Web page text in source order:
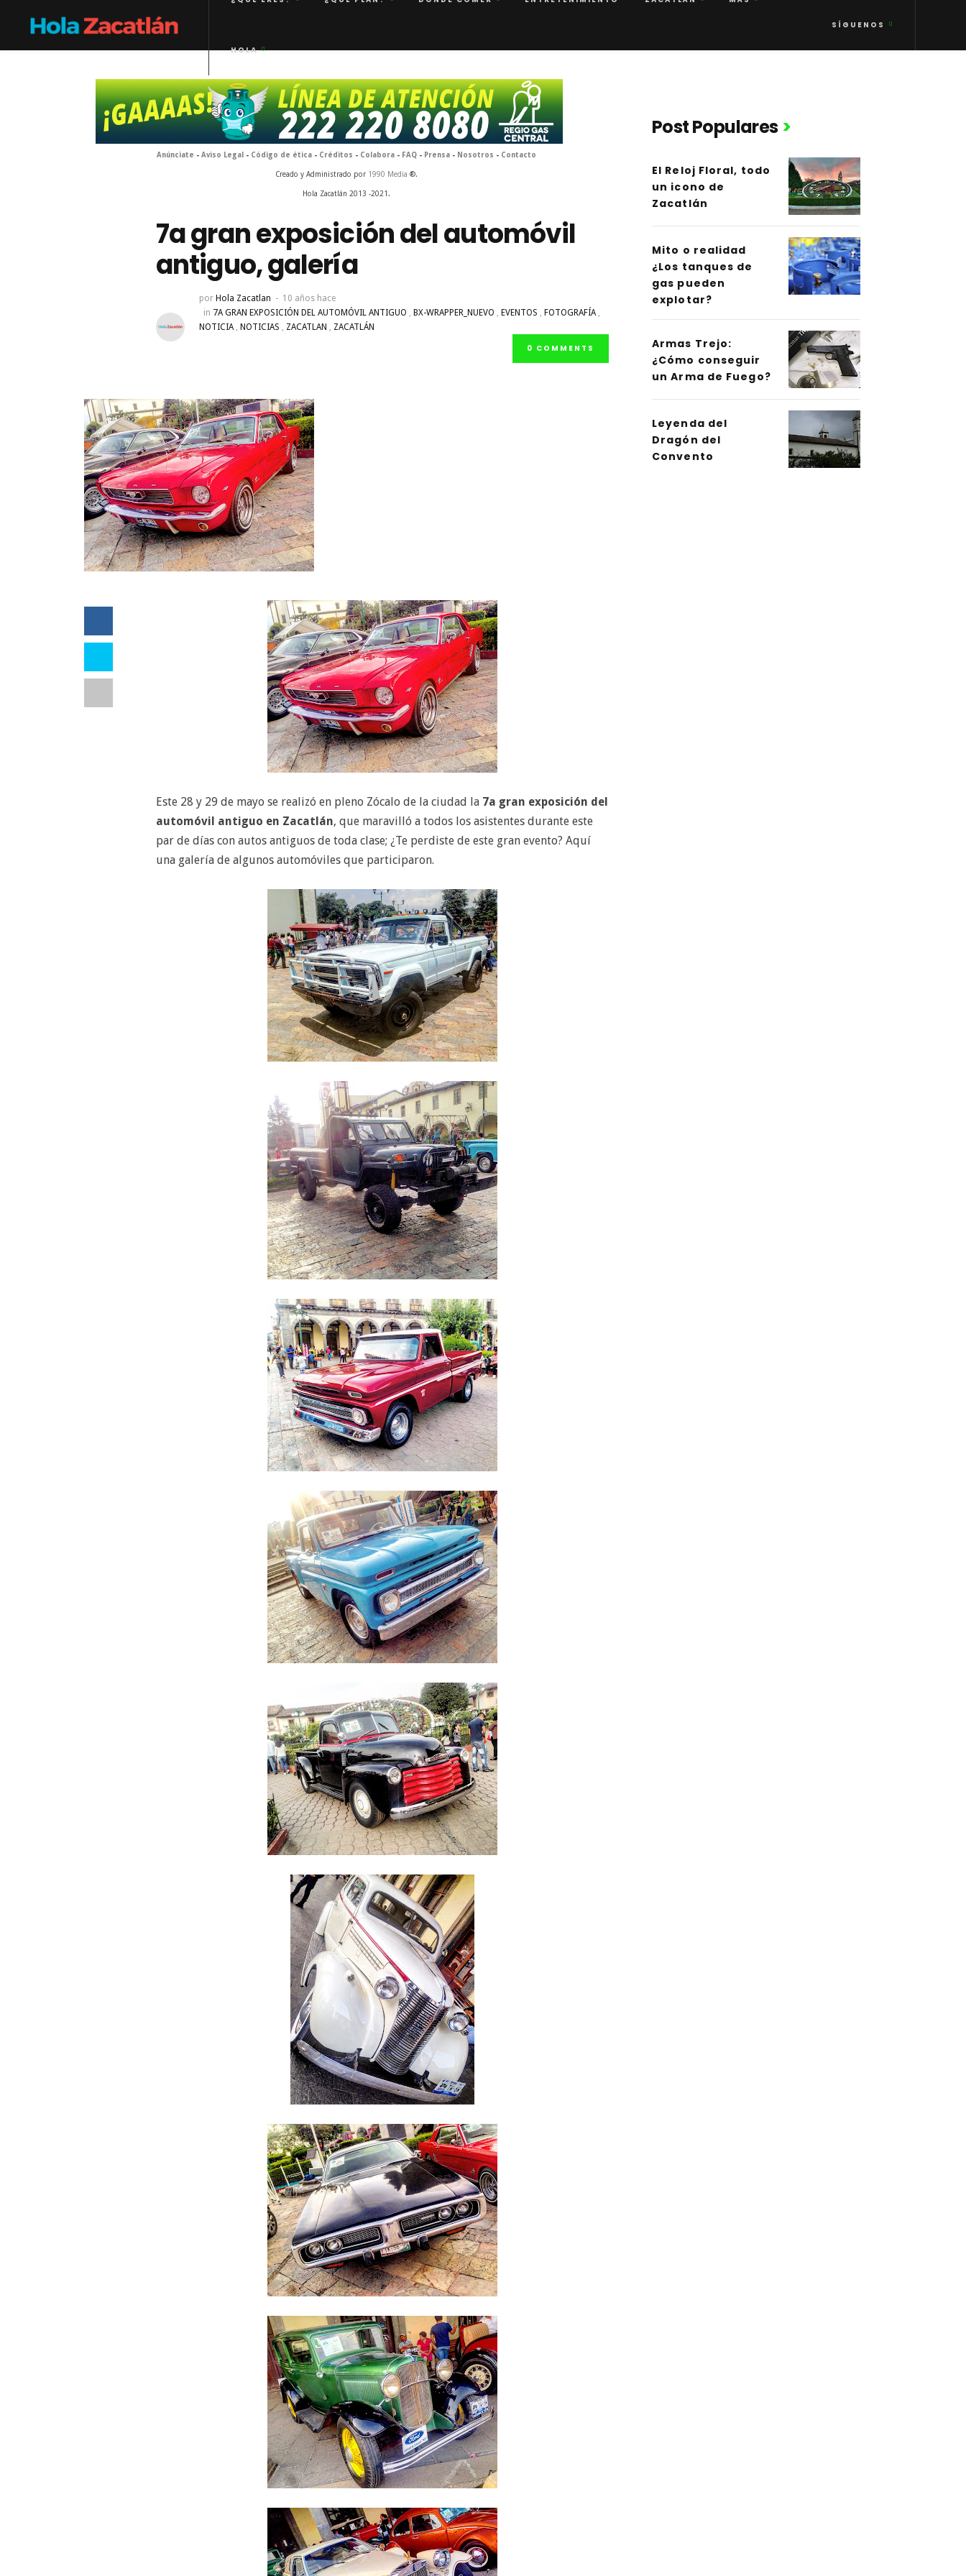
HOLA
SÍGUENOS
Anúnciate - Aviso Legal - Código de ética - Créditos - Colabora - FAQ - Prensa - Nosotros - Contacto
Creado y Administrado por 1990 Media ®.
Hola Zacatlán 2013 -2021.
7a gran exposición del automóvil
antiguo, galería
por Hola Zacatlan
10 años hace
in 7A GRAN EXPOSICIÓN DEL AUTOMÓVIL ANTIGUO , BX-WRAPPER_NUEVO , EVENTOS , FOTOGRAFÍA,
NOTICIA, NOTICIAS , ZACATLAN , ZACATLÁN
0 COMMENTS
Este 28 y 29 de mayo se realizó en pleno Zócalo de la ciudad la 7a gran exposición del
automóvil antiguo en Zacatlán, que maravilló a todos los asistentes durante este
par de días con autos antiguos de toda clase; ¿Te perdiste de este gran evento? Aquí
una galería de algunos automóviles que participaron.
Post Populares
El Reloj Floral, todo
un icono de
Zacatlán
Mito o realidad
¿Los tanques de
gas pueden
explotar?
Armas Trejo:
¿Cómo conseguir
un Arma de Fuego?
Leyenda del
Dragón del
Convento